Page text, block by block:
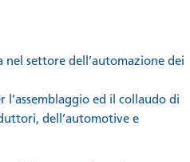
nel settore dell’automazione dei
l’assemblaggio ed il collaudo di
dell’automotive e